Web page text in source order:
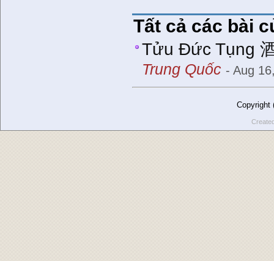
Tất cả các bài
Tửu Đức Tụng
Trung Quốc - Aug
Copyright